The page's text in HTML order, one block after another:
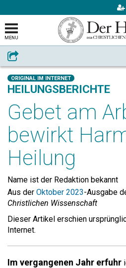
MENU
Weiterempfehlen
ORIGINAL IM INTERNET
HEILUNGSBERICHTE
Gebet am
bewirkt
Heilung
Name ist der Redaktion bekannt
Aus der Oktober 2023-Ausgabe
Christlichen Wissenschaft
Dieser Artikel erschien
Internet.
Im vergangenen Jahr erfuhr